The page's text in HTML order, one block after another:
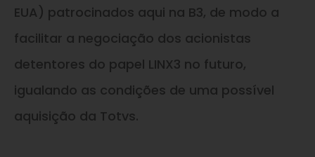
EUA) patrocinados aqui na B3, de modo a
facilitar a negociação dos acionistas
detentores do papel LINX3 no futuro,
igualando as condições de uma possível
aquisição da Totvs.